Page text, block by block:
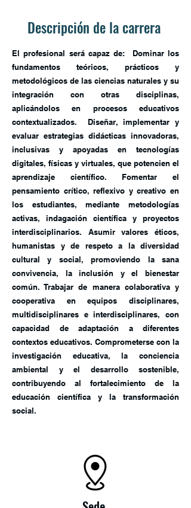
El profesional será capaz de: Dominar los
fundamentos teóricos, prácticos y
metodológicos de las ciencias naturales y su
integración con otras disciplinas,
aplicándolos en procesos educativos
contextualizados. Diseñar, implementar y
evaluar estrategias didácticas innovadoras,
inclusivas y apoyadas en tecnologías
digitales, físicas y virtuales, que potencien el
aprendizaje científico. Fomentar el
pensamiento crítico, reflexivo y creativo en
los estudiantes, mediante metodologías
activas, indagación científica y proyectos
interdisciplinarios. Asumir valores éticos,
humanistas y de respeto a la diversidad
cultural y social, promoviendo la sana
convivencia, la inclusión y el bienestar
común. Trabajar de manera colaborativa y
cooperativa en equipos disciplinares,
multidisciplinares e interdisciplinares, con
capacidad de adaptación a diferentes
contextos educativos. Comprometerse con la
investigación educativa, la conciencia
ambiental y el desarrollo sostenible,
contribuyendo al fortalecimiento de la
educación científica y la transformación
social.
Descripción de la carrera